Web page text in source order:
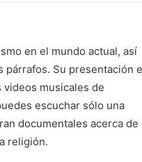
en el mundo actual, así
Su presentación
musicales de
escuchar sólo una
documentales acerca de
religión.